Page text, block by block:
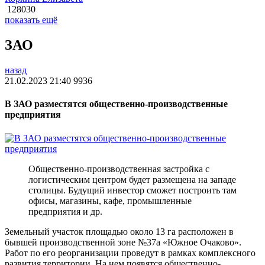
128030
показать ещё
ЗАО
назад
21.02.2023 21:40 9936
В ЗАО разместятся общественно-производственные
предприятия
Общественно-производственная застройка с
логистическим центром будет размещена на западе
столицы. Будущий инвестор сможет построить там
офисы, магазины, кафе, промышленные
предприятия и др.
Земельный участок площадью около 13 га расположен в
бывшей производственной зоне №37а «Южное Очаково».
Работ по его реорганизации проведут в рамках комплексного